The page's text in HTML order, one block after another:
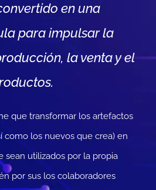
en una
para impulsar la
la venta y el
que transformar los artefactos
como los nuevos que crea) en
sean utilizados por la propia
por sus los colaboradores